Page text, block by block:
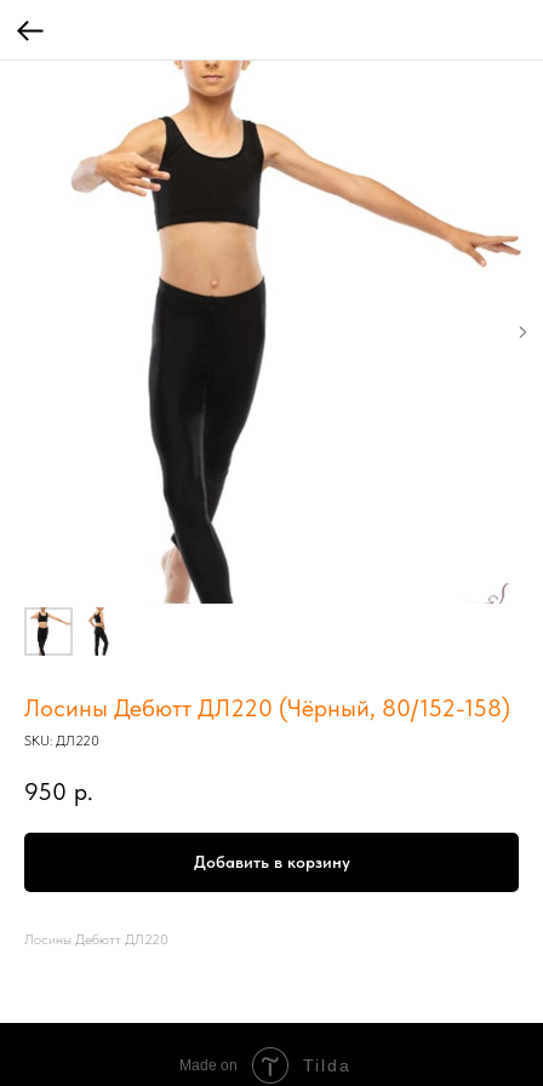
Лосины Дебютт ДЛ220 (Чёрный, 80/152-158)
SKU: ДЛ220
950 р.
Добавить в корзину
Лосины Дебютт ДЛ220
Made on Tilda